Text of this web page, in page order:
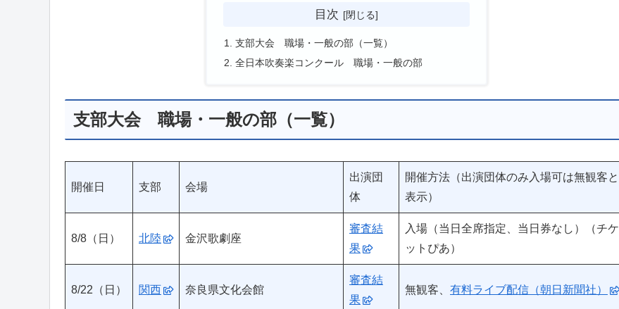
目次
支部大会 職場・一般の部（一覧）
全日本吹奏楽コンクール 職場・一般の部
支部大会 職場・一般の部（一覧）
開催日 支部 会場
出演団
体
開催方法（出演団体のみ入場可は無観客と
表示）
8/8（日） 北陸 金沢歌劇座
審査結
果
入場（当日全席指定、当日券なし）（チケ
ットぴあ）
8/22（日） 関西 奈良県文化会館
審査結
果
無観客、 有料ライブ配信（朝日新聞社）